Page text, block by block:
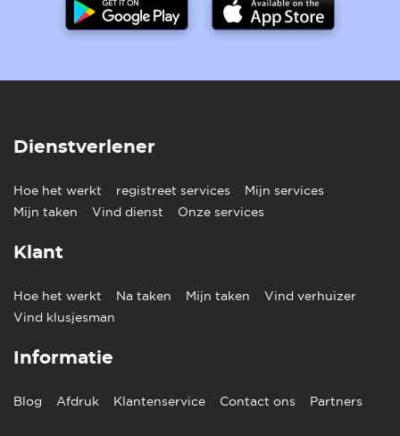
Dienstverlener
Hoe het werkt registreet services
Mijn services
Mijn taken
Vind dienst Onze services
Klant
Hoe het werkt Na taken Mijn taken
Vind verhuizer
Vind klusjesman
Informatie
Blog Afdruk Klantenservice Contact ons Partners